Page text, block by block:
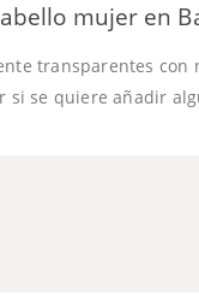
mujer en
transparentes con
si se quiere añadir